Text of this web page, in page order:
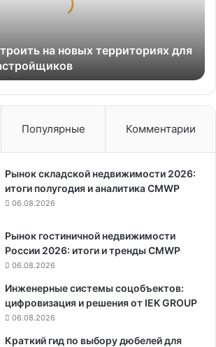
на новых территориях для
Популярные Комментарии
Рынок складской недвижимости 2026:
итоги полугодия и аналитика CMWP
06.08.2026
Рынок гостиничной недвижимости
России 2026: итоги и тренды CMWP
06.08.2026
Инженерные системы соцобъектов:
цифровизация и решения от IEK GROUP
06.08.2026
Краткий гид по выбору дюбелей для